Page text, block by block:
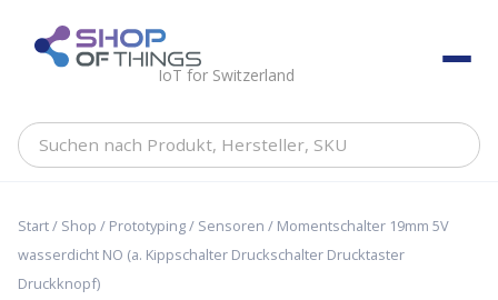
content ShopOfThings
IoT for Switzerland
Suchen
Hersteller,
Start/ Shop / Prototyping/ Sensoren / Momentschalter 19mm 5V
wasserdicht NO (a. Kippschalter Druckschalter Drucktaster
Druckknopf)